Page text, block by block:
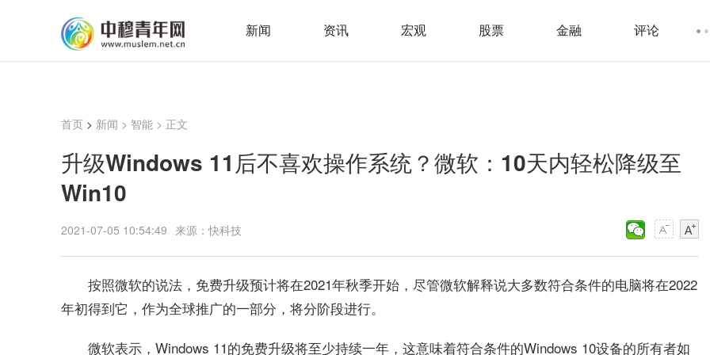
新闻 资讯 宏观 股票 金融 评论
首页 > 新闻 > 智能 > 正文
升级Windows 11后不喜欢操作系统？微软：10天内轻松降级至
Win10
2021-07-05 10:54:49 来源：快科技
按照微软的说法，免费升级预计将在2021年秋季开始，尽管微软解释说大多数符合条件的电脑将在2022
年初得到它，作为全球推广的一部分，将分阶段进行。
微软表示，Windows 11的免费升级将至少持续一年，这意味着符合条件的Windows 10设备的所有者如